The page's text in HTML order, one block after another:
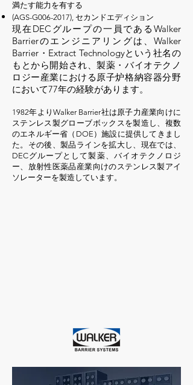
満たす能力を有する
(AGS-G006-2017), セカンドエディション
現在DECグループの一員であるWalker
Barrierのエンジニアリングは、Walker
Barrier・Extract Technologyという社名の
もとから開始され、製薬・バイオテクノ
ロジー産業における原子炉格納容器分野
において77年の経験があります。
1982年よりWalker Barrier社は原子力産業向けに
ステンレス製グローブボックスを製造し、複数
のエネルギー省（DOE）施設に提供してきまし
た。その後、製品ラインを拡大し、現在では、
DECグループとして製薬、バイオテクノロジ
ー、放射性医薬品産業向けのステンレス製アイ
ソレーターを製造しています。